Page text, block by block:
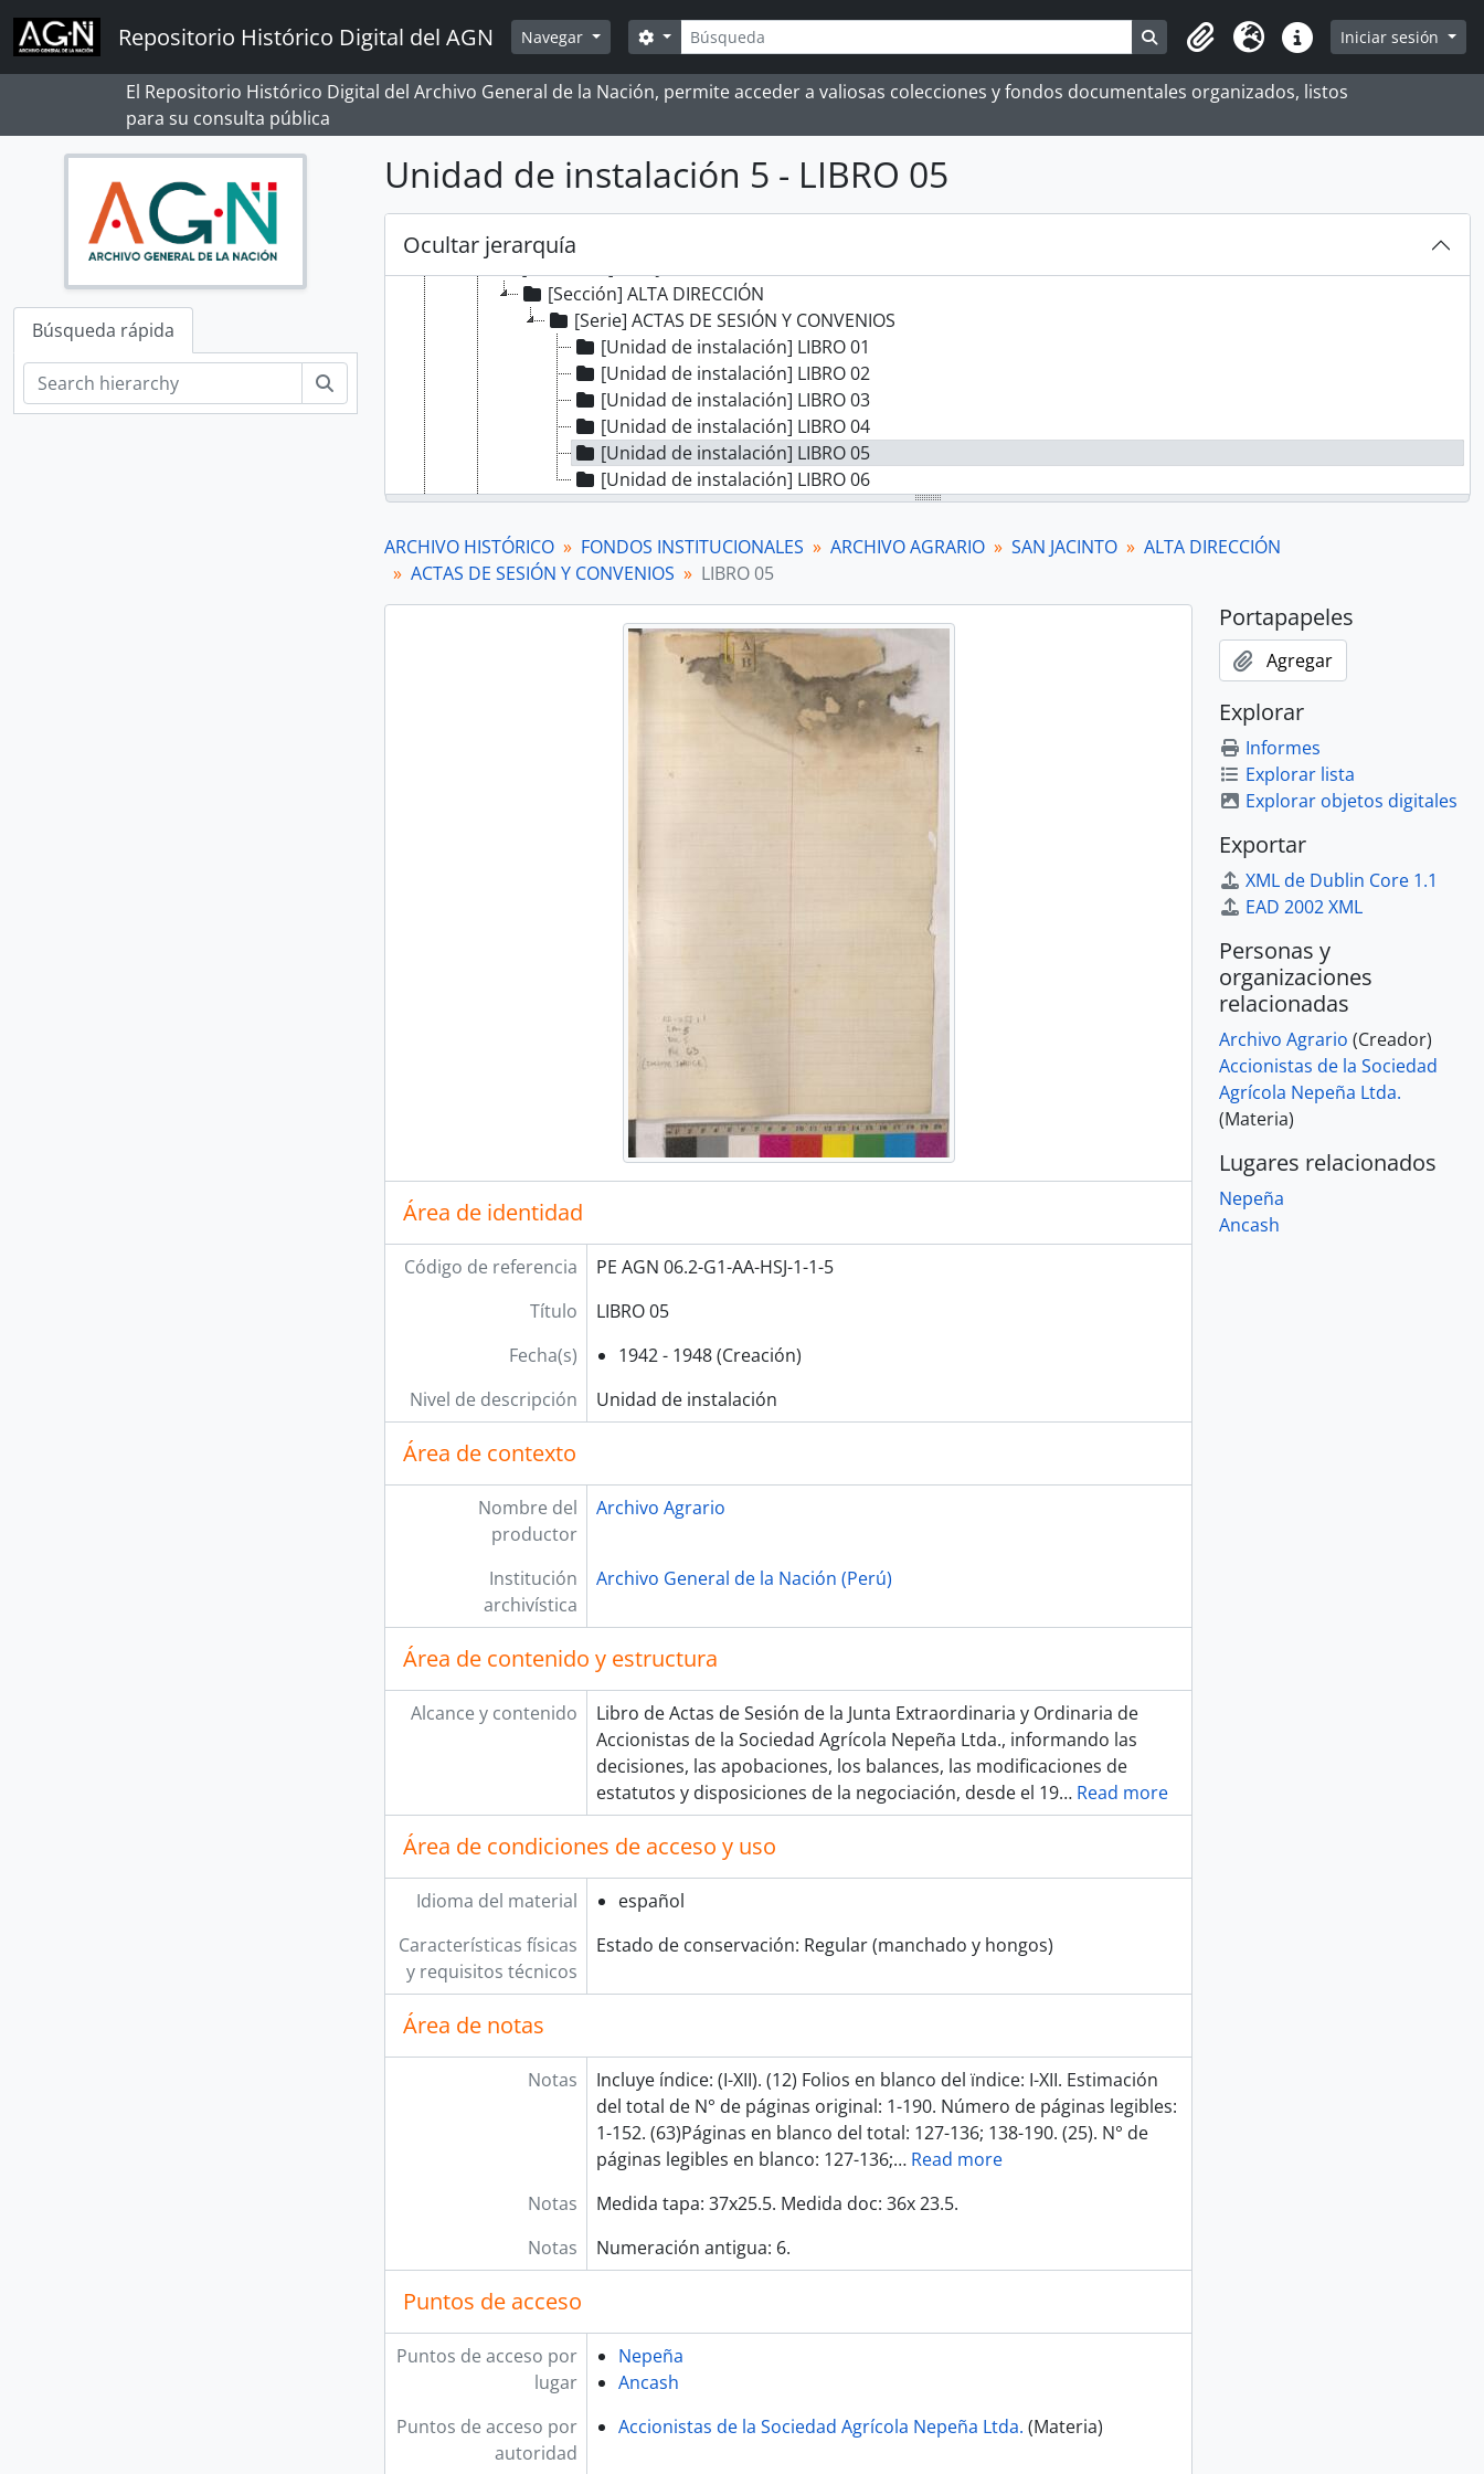
Skip to main content
Repositorio Histórico Digital del AGN Navegar Búsqueda
Search options Search in browse page
Portapapeles
Idioma Enlaces rápidos
Iniciar sesión
El Repositorio Histórico Digital del Archivo General de la Nación, permite acceder a valiosas colecciones y fondos documentales organizados, listos
para su consulta pública
Búsqueda rápida
Unidad de instalación 5 - LIBRO 05
Ocultar jerarquía
[Fondo] TRIBUNAL DE MINERÍA
[Fondo] CORTE SUPERIOR DE JUSTICIA
[Fondo] MINISTERIO DE GOBIERNO Y POLICÍA
[Fondo] MINISTERIO DE HACIENDA Y COMERCIO
[Fondo] COMISIÓN NACIONAL DEL SESQUICENTENARIO DE LA INDEPENDENCIA DEL PERÚ
[Fondo] ARCHIVO AGRARIO
[Subfondo] HACIENDA CASA GRANDE
[Subfondo] HACIENDA CHICLÍN
[Subfondo] CONOCANCHA
[Sección] ALTA DIRECCIÓN
[Serie] ACTAS DE SESIÓN Y CONVENIOS
[Unidad de instalación] LIBRO 01
[Unidad de instalación] LIBRO 02
[Unidad de instalación] LIBRO 03
[Unidad de instalación] LIBRO 04
[Unidad de instalación] LIBRO 05
[Unidad de instalación] LIBRO 06
[Subfondo] SAN NICOLÁS
[Agrupación documental] FONDOS FÁCTICOS
[Agrupación documental] PROTOCOLOS NOTARIALES
[Agrupación documental] COLECCIONES
ARCHIVO HISTÓRICO FONDOS INSTITUCIONALES ARCHIVO AGRARIO SAN JACINTO
ALTA DIRECCIÓN
ACTAS DE SESIÓN Y CONVENIOS
LIBRO 05
Área de identidad
Código de referencia
PE AGN 06.2-G1-AA-HSJ-1-1-5
Título
LIBRO 05
Fecha(s)
1942 - 1948 (Creación)
Nivel de descripción
Unidad de instalación
Área de contexto
Nombre del
productor
Archivo Agrario
Institución
archivística
Archivo General de la Nación (Perú)
Área de contenido y estructura
Alcance y contenido
Libro de Actas de Sesión de la Junta Extraordinaria y Ordinaria de
Accionistas de la Sociedad Agrícola Nepeña Ltda., informando las
decisiones, las apobaciones, los balances, las modificaciones de
estatutos y disposiciones de la negociación, desde el 19… Read more
Área de condiciones de acceso y uso
Idioma del material
español
Características físicas
y requisitos técnicos
Estado de conservación: Regular (manchado y hongos)
Área de notas
Notas
Incluye índice: (I-XII). (12) Folios en blanco del ïndice: I-XII. Estimación
del total de N° de páginas original: 1-190. Número de páginas legibles:
1-152. (63)Páginas en blanco del total: 127-136; 138-190. (25). N° de
páginas legibles en blanco: 127-136;… Read more
Notas
Medida tapa: 37x25.5. Medida doc: 36x 23.5.
Notas
Numeración antigua: 6.
Puntos de acceso
Puntos de acceso por
lugar
Nepeña
Ancash
Puntos de acceso por
autoridad
Accionistas de la Sociedad Agrícola Nepeña Ltda. (Materia)
Portapapeles
Agregar
Explorar
Informes
Explorar lista
Explorar objetos digitales
Exportar
XML de Dublin Core 1.1
EAD 2002 XML
Personas y
organizaciones
relacionadas
Archivo Agrario (Creador)
Accionistas de la Sociedad
Agrícola Nepeña Ltda.
(Materia)
Lugares relacionados
Nepeña
Ancash